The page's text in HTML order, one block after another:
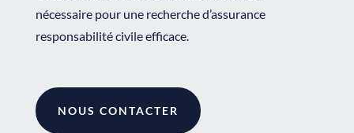
nécessaire pour une recherche d’assurance
responsabilité civile efficace.
NOUS CONTACTER